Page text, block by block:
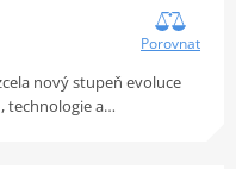
Porovnat
nový stupeň evoluce
technologie a…